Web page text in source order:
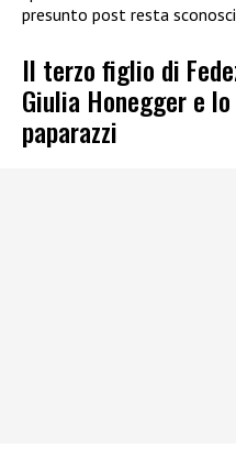
presunto post resta
Il terzo figlio di
Giulia Honegger e
paparazzi